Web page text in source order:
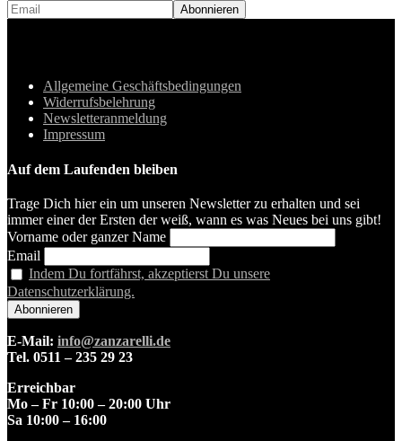
Allgemeine Geschäftsbedingungen
Widerrufsbelehrung
Newsletteranmeldung
Impressum
Auf dem Laufenden bleiben
Trage Dich hier ein um unseren Newsletter zu erhalten und sei
immer einer der Ersten der weiß, wann es was Neues bei uns gibt!
Vorname oder ganzer Name
Email
Indem Du fortfährst, akzeptierst Du unsere
Datenschutzerklärung.
E-Mail: info@zanzarelli.de
Tel. 0511 – 235 29 23
Erreichbar
Mo – Fr 10:00 – 20:00 Uhr
Sa 10:00 – 16:00